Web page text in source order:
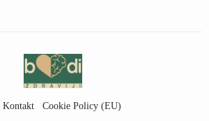
Kontakt Cookie Policy (EU)